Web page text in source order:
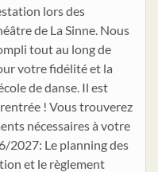
lors des
de La Sinne. Nous
tout au long de
votre fidélité et la
de danse. Il est
! Vous trouverez
nécessaires à votre
2027: Le planning des
et le règlement